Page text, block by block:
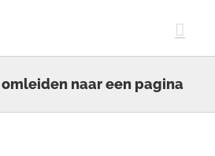
omleiden naar een pagina